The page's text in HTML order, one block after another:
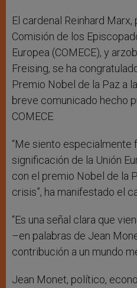
El cardenal Reinhard
Comisión de los
Europea (COMECE), y
Freising, se ha
Premio Nobel de la Paz a
breve comunicado hecho
COMECE.
“Me siento especialmente
significación de la Unión
con el premio Nobel de la
crisis”, ha manifestado el
“Es una señal clara que
–en palabras de Jean
contribución a un mundo
Jean Monet, político,